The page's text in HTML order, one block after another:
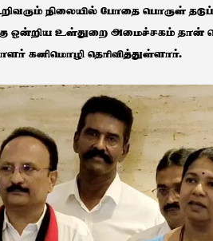
நிலையில் போதை பொருள்
ஒன்றிய உள்துறை அமைச்சகம்
கனிமொழி தெரிவித்துள்ளார்.